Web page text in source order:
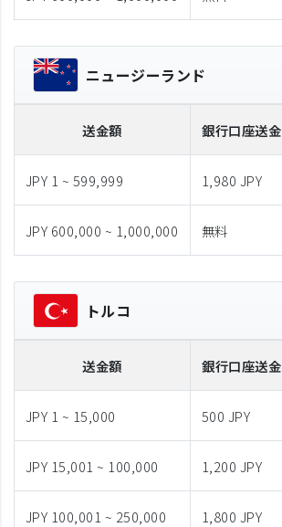
ニュージーランド
送金額 銀行口座送金
JPY 1 ~ 599,999 1,980 JPY
JPY 600,000 ~ 1,000,000 無料
トルコ
送金額 銀行口座送金
JPY 1 ~ 15,000 500 JPY
JPY 15,001 ~ 100,000 1,200 JPY
JPY 100,001 ~ 250,000 1,800 JPY